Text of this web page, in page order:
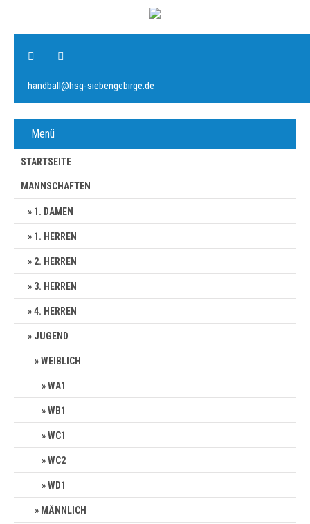
handball@hsg-siebengebirge.de
Menü
STARTSEITE
MANNSCHAFTEN
1. DAMEN
1. HERREN
2. HERREN
3. HERREN
4. HERREN
JUGEND
WEIBLICH
WA1
WB1
WC1
WC2
WD1
MÄNNLICH